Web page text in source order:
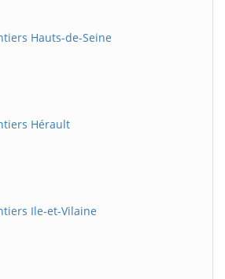
Hauts-de-Seine
Hérault
Ile-et-Vilaine